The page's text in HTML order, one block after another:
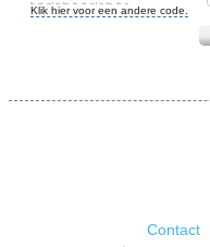
Klik hier voor een andere code.
Contact